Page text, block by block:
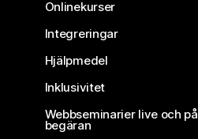
Onlinekurser
Integreringar
Hjälpmedel
Inklusivitet
Webbseminarier live och på
begäran